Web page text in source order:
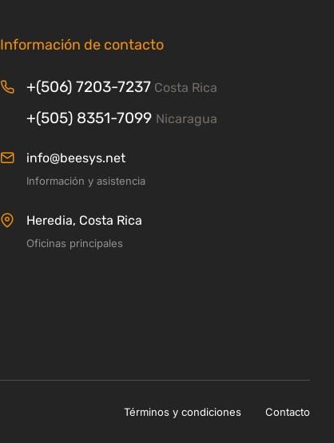
Información de contacto
+(506) 7203-7237Costa Rica
+(505) 8351-7099 Nicaragua
info@beesys.net
Información y asistencia
Heredia, Costa Rica
Oficinas principales
Términos y condiciones Contacto